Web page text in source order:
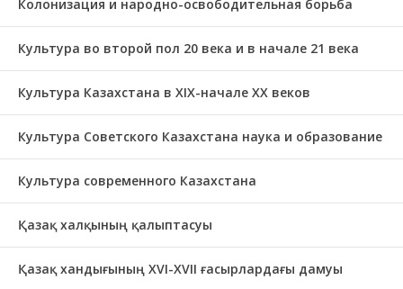
Колонизация и народно-освободительная борьба
Культура во второй пол 20 века и в начале 21 века
Культура Казахстана в ХІХ-начале ХХ веков
Культура Советского Казахстана наука и образование
Культура современного Казахстана
Қазақ халқының қалыптасуы
Қазақ хандығының XVI-XVII ғасырлардағы дамуы